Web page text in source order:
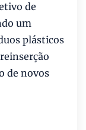
de
um
plásticos
de novos